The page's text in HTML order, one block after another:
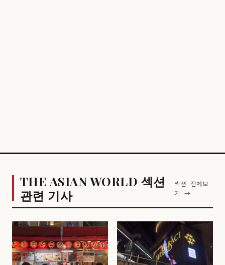
THE ASIAN WORLD 섹션
관련 기사
섹션 전체보
기 →